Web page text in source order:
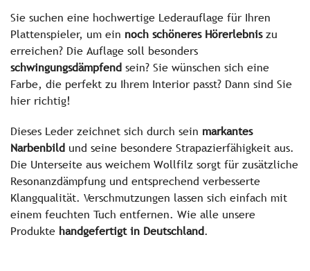
Sie suchen eine hochwertige Lederauflage für Ihren
Plattenspieler, um ein noch schöneres Hörerlebniszu
erreichen? Die Auflage soll besonders
schwingungsdämpfend sein? Sie wünschen sich eine
Farbe, die perfekt zu Ihrem Interior passt? Dann sind Sie
hier richtig!
Dieses Leder zeichnet sich durch sein markantes
Narbenbild und seine besondere Strapazierfähigkeit aus.
Die Unterseite aus weichem Wollfilz sorgt für zusätzliche
Resonanzdämpfung und entsprechend verbesserte
Klangqualität. Verschmutzungen lassen sich einfach mit
einem feuchten Tuch entfernen. Wie alle unsere
Produkte handgefertigt in Deutschland.